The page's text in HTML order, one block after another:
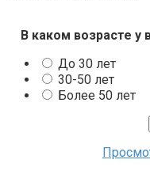
В каком возрасте у
До 30 лет
30-50 лет
Более 50 лет